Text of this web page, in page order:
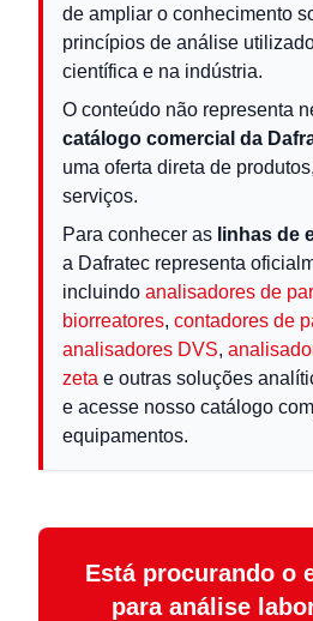
de ampliar o conhecimento
princípios de análise
científica e na indústria.
O conteúdo não representa
catálogo comercial da
uma oferta direta de
serviços.
Para conhecer as linhas de
a Dafratec representa
incluindo analisadores de
biorreatores, contadores de
analisadores DVS,
zeta e outras soluções
e acesse nosso catálogo
equipamentos.
Está procurando o
para análise